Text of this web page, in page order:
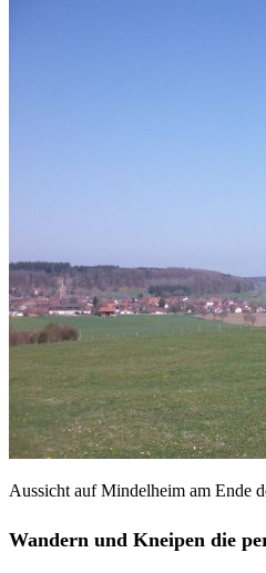
Aussicht auf Mindelheim am Ende
Wandern und Kneipen die